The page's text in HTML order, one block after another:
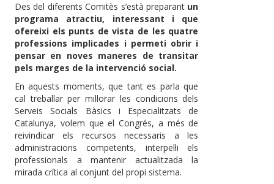
Des del diferents Comitès s’està preparantun
programa atractiu, interessant i que
ofereixi els punts de vista de les quatre
professions implicades i permeti obrir i
pensar en noves maneres de transitar
pels marges de la intervenció social.
En aquests moments, que tant es parla que
cal treballar per millorar les condicions dels
Serveis Socials Bàsics i Especialitzats de
Catalunya, volem que el Congrés, a més de
reivindicar els recursos necessaris a les
administracions competents, interpel·li els
professionals a mantenir actualitzada la
mirada crítica al conjunt del propi sistema.